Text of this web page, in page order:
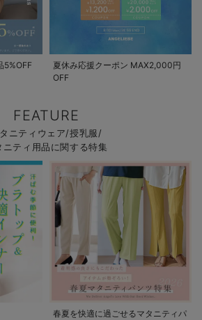
5%OFF
夏休み応援クーポン MAX2,000円
OFF
FEATURE
ニティウェア/授乳服/
ニティ用品に関する特集
春夏を快適に過ごせるマタニティパ